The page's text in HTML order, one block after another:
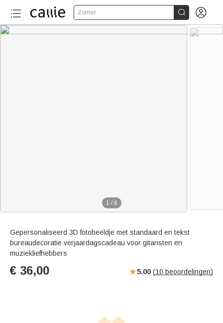
Zomer  
1 / 6
Gepersonaliseerd 3D fotobeeldje met standaard en tekst
bureaudecoratie verjaardagscadeau voor gitaristen en
muziekliefhebbers
€ 36,00 5.00 (10 beoordelingen)